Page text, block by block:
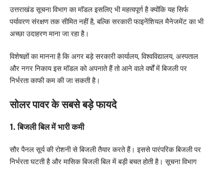
उत्तराखंड सूचना विभाग का मॉडल इसलिए भी महत्वपूर्ण है क्योंकि यह सिर्फ
पर्यावरण संरक्षण तक सीमित नहीं है, बल्कि सरकारी फाइनेंशियल मैनेजमेंट का भी
अच्छा उदाहरण माना जा रहा है।
विशेषज्ञों का मानना है कि अगर बड़े सरकारी कार्यालय, विश्वविद्यालय, अस्पताल
और नगर निकाय इस मॉडल को अपनाते हैं तो आने वाले वर्षों में बिजली पर
निर्भरता काफी कम की जा सकती है।
सोलर पावर के सबसे बड़े फायदे
1. बिजली बिल में भारी कमी
सौर पैनल सूर्य की रोशनी से बिजली तैयार करते हैं। इससे पारंपरिक बिजली पर
निर्भरता घटती है और मासिक बिजली बिल में बड़ी बचत होती है। सूचना विभाग